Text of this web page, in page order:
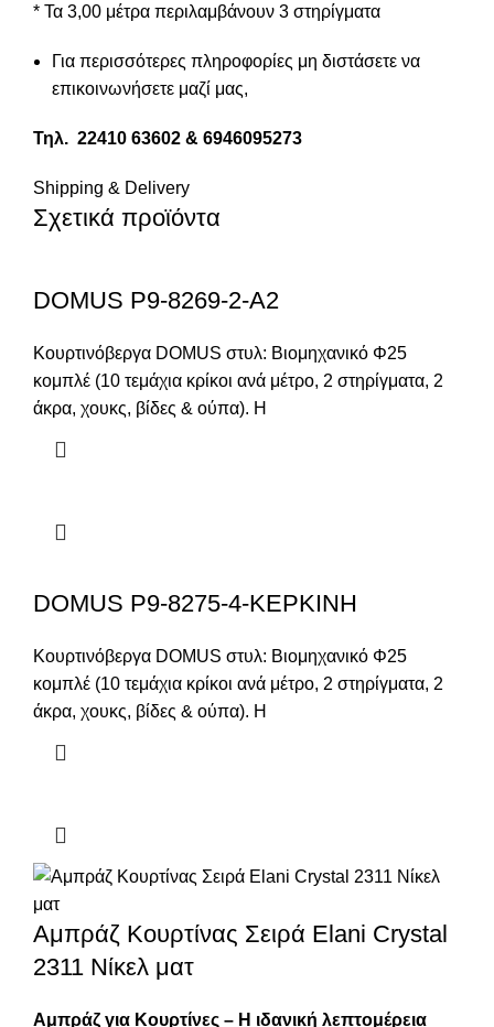
* Τα 3,00 μέτρα περιλαμβάνουν 3 στηρίγματα
Για περισσότερες πληροφορίες μη διστάσετε να
επικοινωνήσετε μαζί μας,
Τηλ. 22410 63602 & 6946095273
Shipping & Delivery
Σχετικά προϊόντα
DOMUS P9-8269-2-A2
Κουρτινόβεργα DOMUS στυλ: Βιομηχανικό Φ25
κομπλέ (10 τεμάχια κρίκοι ανά μέτρο, 2 στηρίγματα, 2
άκρα, χουκς, βίδες & ούπα). Η
DOMUS P9-8275-4-ΚΕΡΚΙΝΗ
Κουρτινόβεργα DOMUS στυλ: Βιομηχανικό Φ25
κομπλέ (10 τεμάχια κρίκοι ανά μέτρο, 2 στηρίγματα, 2
άκρα, χουκς, βίδες & ούπα). Η
Αμπράζ Κουρτίνας Σειρά Elani Crystal
2311 Νίκελ ματ
Αμπράζ για Κουρτίνες – Η ιδανική λεπτομέρεια